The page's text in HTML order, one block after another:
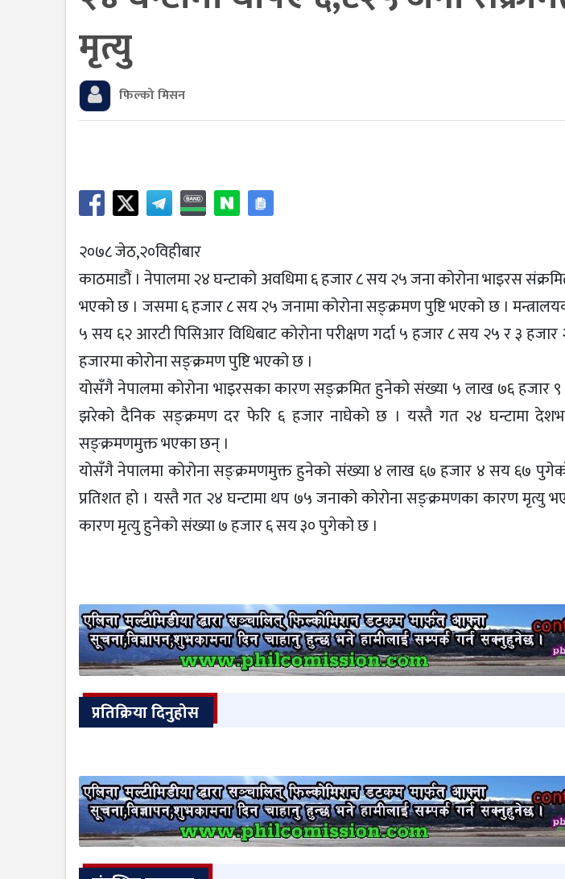
मृत्यु
फिल्को मिसन
२०७८ जेठ,२०विहीबार
काठमाडौं । नेपालमा २४ घन्टाको अवधिमा ६ हजार ८ सय २५ जना कोरोना भाइरस
भएको छ । जसमा ६ हजार ८ सय २५ जनामा कोरोना सङ्क्रमण पुष्टि भएको छ ।
५ सय ६२ आरटी पिसिआर विधिबाट कोरोना परीक्षण गर्दा ५ हजार ८ सय २५ र ३
हजारमा कोरोना सङ्क्रमण पुष्टि भएको छ ।
योसँगै नेपालमा कोरोना भाइरसका कारण सङ्क्रमित हुनेको संख्या ५ लाख ७६ हजार
झरेको दैनिक सङ्क्रमण दर फेरि ६ हजार नाघेको छ । यस्तै गत २४ घन्टामा
सङ्क्रमणमुक्त भएका छन् ।
योसँगै नेपालमा कोरोना सङ्क्रमणमुक्त हुनेको संख्या ४ लाख ६७ हजार ४ सय ६७
प्रतिशत हो । यस्तै गत २४ घन्टामा थप ७५ जनाको कोरोना सङ्क्रमणका कारण मृत्यु
कारण मृत्यु हुनेको संख्या ७ हजार ६ सय ३० पुगेको छ ।
प्रतिक्रिया दिनुहोस